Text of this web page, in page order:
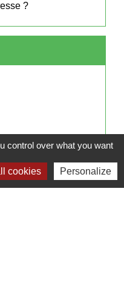
?
control over what you want
cookies Personalize